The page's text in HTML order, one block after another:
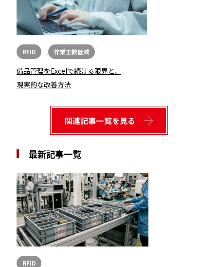
RFID 作業工数低減
備品管理をExcelで続ける限界と、
現実的な改善方法
関連記事一覧を見る
最新記事一覧
RFID